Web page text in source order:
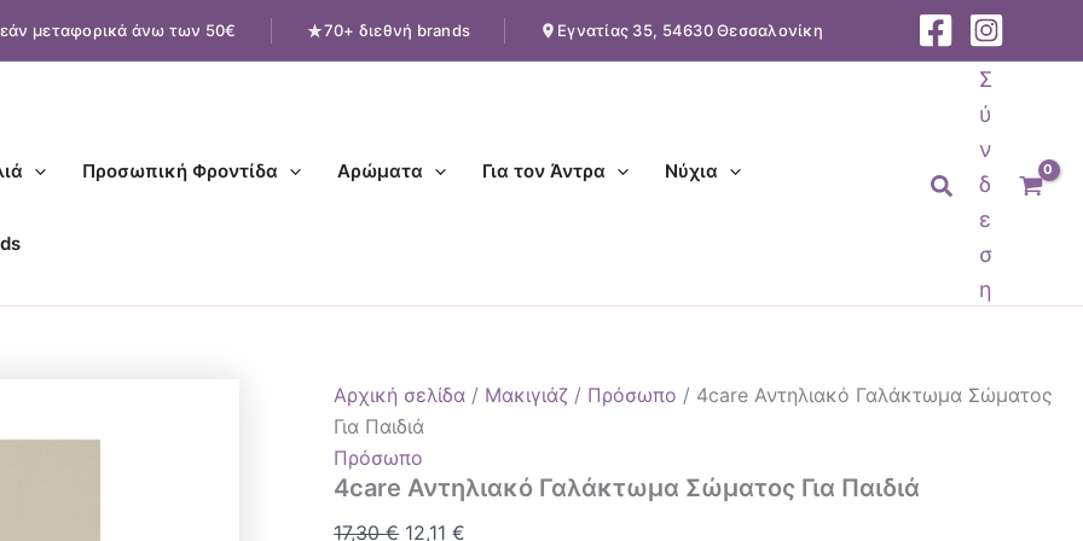
μεταφορικά άνω των 50€ 70+ διεθνή brands Εγνατίας 35, 54630 Θεσσαλονίκη
Προσωπική Φροντίδα Αρώματα Για τον Άντρα Νύχια Αναζήτηση
Σ
ύ
ν
δ
ε
σ
η
Αρχική σελίδα / Μακιγιάζ / Πρόσωπο / 4care Αντηλιακό Γαλάκτωμα Σώματος
Για Παιδιά
Πρόσωπο
4care Αντηλιακό Γαλάκτωμα Σώματος Για Παιδιά
17,30€
price
12,11€
τρέχουσα
Αντηλιακό
Γαλάκτωμα